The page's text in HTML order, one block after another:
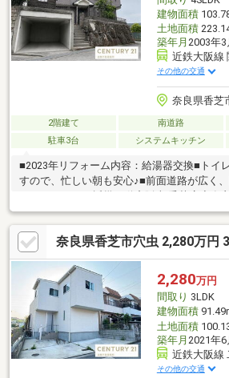
建物面積
土地面積
築年月 2003年
近鉄大阪線
その他の交通
奈良県香芝
2階建て 南道路
駐車3台
システムキッチン
■2023年リフォーム内容：給湯器交換■トイ
すので、忙しい朝も安心♪■前面道路が広く
和八木店の2店舗を展開し、地域密着で営業
建のご購入にあわせて、リフォームのご相
ニングにも対応し、ご入居後の暮らしに合わ
サポートいたします。センチュリー21のネ
活かし、ご購入後のアフターサービスまで
けるようサポートいたします。
奈良県香芝市穴虫 2,280万円
2,280万円
間取り 3LDK
建物面積
土地面積
築年月 2021年
近鉄大阪線
その他の交通